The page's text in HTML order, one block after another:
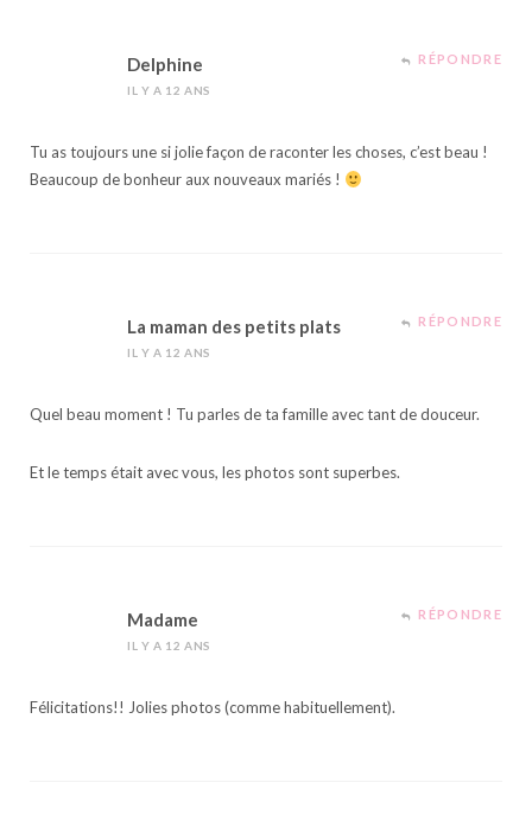
Delphine
IL Y A 12 ANS
RÉPONDRE
Tu as toujours une si jolie façon de raconter les choses, c’est beau !
Beaucoup de bonheur aux nouveaux mariés !
La maman des petits plats
IL Y A 12 ANS
RÉPONDRE
Quel beau moment ! Tu parles de ta famille avec tant de douceur.
Et le temps était avec vous, les photos sont superbes.
Madame
IL Y A 12 ANS
RÉPONDRE
Félicitations!! Jolies photos (comme habituellement).